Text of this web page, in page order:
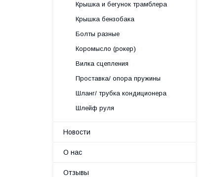
Крышка и бегунок трамблера
Крышка бензобака
Болты разные
Коромысло (рокер)
Вилка сцепления
Проставка/ опора пружины
Шланг/ трубка кондиционера
Шлейф руля
Новости
О нас
Отзывы